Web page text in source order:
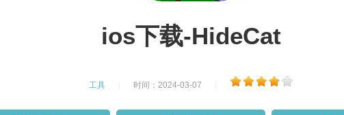
ios下载-HideCat
工具 时间：2024-03-07